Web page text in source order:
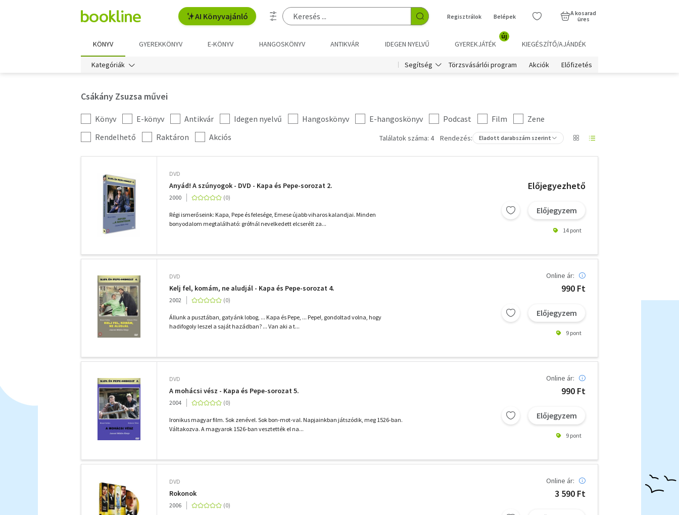
AI Könyvajánló Regisztrálok Belépek
A kosarad
üres
KÖNYV GYEREKKÖNYV E-KÖNYV HANGOSKÖNYV ANTIKVÁR IDEGEN NYELVŰ GYEREKJÁTÉK
új
KIEGÉSZÍTŐ/AJÁNDÉK
Kategóriák Segítség Törzsvásárlói program Akciók Előfizetés
Csákány Zsuzsa művei
Kategória
szűrés
Könyv E-könyv Antikvár Idegen nyelvű Hangoskönyv E-hangoskönyv Podcast Film
Zene
További
szűrők
Rendelhető Raktáron Akciós Találatok száma: 4 Rendezés: Eladott darabszám szerint
DVD
Anyád! A szúnyogok - DVD - Kapa és Pepe-sorozat 2.
2000
Régi ismerőseink: Kapa, Pepe és felesége, Emese újabb viharos kalandjai. Minden
bonyodalom megtalálható: grófnál nevelkedett elcserélt za...
Előjegyezhető
Előjegyzem
14 pont
DVD
Kelj fel, komám, ne aludjál - Kapa és Pepe-sorozat 4.
2002
Állunk a pusztában, gatyánk lobog, ... Kapa és Pepe, ... Pepe!, gondoltad volna, hogy
hadifogoly leszel a saját hazádban? ... Van aki a t...
Online ár:
990 Ft
Előjegyzem
9 pont
DVD
A mohácsi vész - Kapa és Pepe-sorozat 5.
2004
Ironikus magyar film. Sok zenével. Sok bon-mot-val. Napjainkban játszódik, meg 1526-ban.
Váltakozva. A magyarok 1526-ban vesztették el na...
Online ár:
990 Ft
Előjegyzem
9 pont
DVD
Rokonok
2006
Online ár:
3 590 Ft